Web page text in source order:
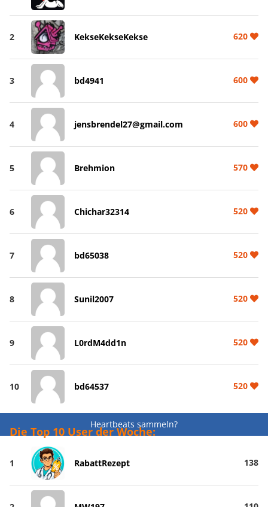
2 KekseKekseKekse 620
3 bd4941 600
4 jensbrendel27@gmail.com 600
5 Brehmion 570
6 Chichar32314 520
7 bd65038 520
8 Sunil2007 520
9 L0rdM4dd1n 520
10 bd64537 520
Heartbeats sammeln?
Die Top 10 User der Woche:
1 RabattRezept 138